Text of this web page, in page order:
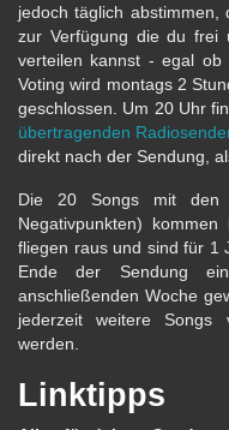
jedoch täglich abstimmen,
zur Verfügung die du frei
verteilen kannst - egal ob
Voting wird montags 2
geschlossen. Um 20 Uhr
übertragenden
direkt nach der Sendung,
Die 20 Songs mit den
Negativpunkten)
fliegen raus und sind für 1
Ende der Sendung
anschließenden Woche
jederzeit weitere Songs
werden.
Linktipps